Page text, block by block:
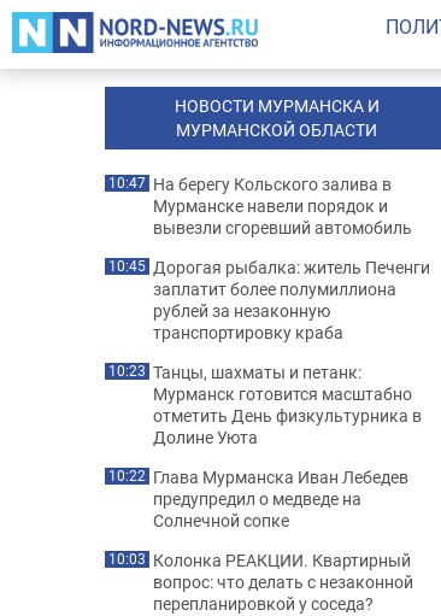
НОВОСТИ МУРМАНСКА И
МУРМАНСКОЙ ОБЛАСТИ
10:47 На берегу Кольского залива в
Мурманске навели порядок и
вывезли сгоревший автомобиль
10:45 Дорогая рыбалка: житель Печенги
заплатит более полумиллиона
рублей за незаконную
транспортировку краба
10:23 Танцы, шахматы и петанк:
Мурманск готовится масштабно
отметить День физкультурника в
Долине Уюта
10:22 Глава Мурманска Иван Лебедев
предупредил о медведе на
Солнечной сопке
10:03 Колонка РЕАКЦИИ. Квартирный
вопрос: что делать с незаконной
перепланировкой у соседа?